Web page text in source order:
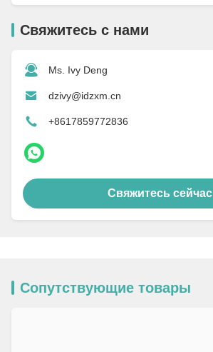
Свяжитесь с нами
Ms. Ivy Deng
dzivy@idzxm.cn
+8617859772836
Свяжитесь сейчас
Сопутствующие товары